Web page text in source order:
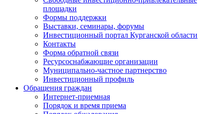
площадки
Формы поддержки
Выставки, семинары, форумы
Инвестиционный портал Курганской области
Контакты
Форма обратной связи
Ресурсоснабжающие организации
Муниципально-частное партнерство
Инвестиционный профиль
Обращения граждан
Интернет-приемная
Порядок и время приема